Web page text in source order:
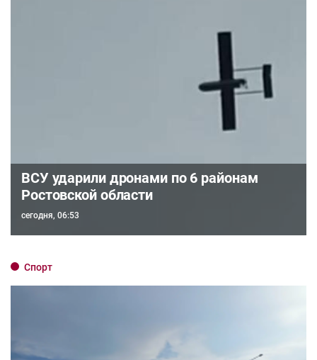
ВСУ ударили дронами по 6 районам
Ростовской области
сегодня, 06:53
Спорт